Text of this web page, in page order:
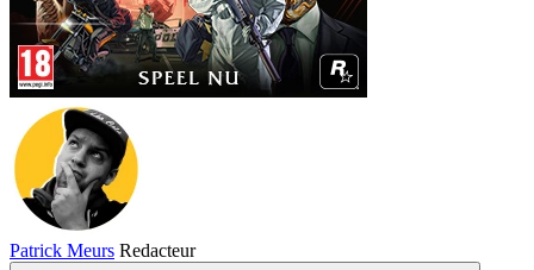
Patrick Meurs Redacteur